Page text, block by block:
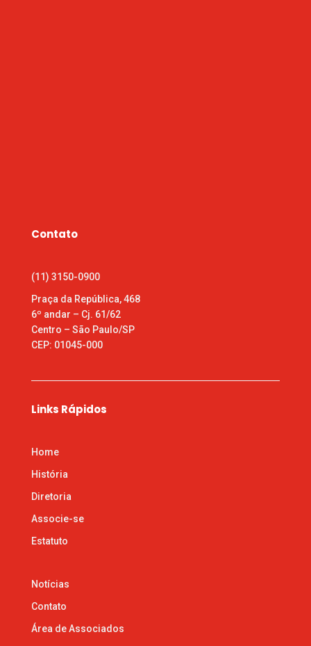
Contato
(11) 3150-0900
Praça da República, 468
6º andar – Cj. 61/62
Centro – São Paulo/SP
CEP: 01045-000
Links Rápidos
Home
História
Diretoria
Associe-se
Estatuto
Notícias
Contato
Área de Associados